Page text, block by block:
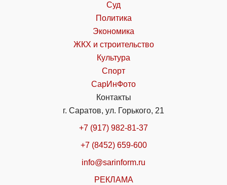
Суд
Политика
Экономика
ЖКХ и строительство
Культура
Спорт
СарИнФото
Контакты
г. Саратов, ул. Горького, 21
+7 (917) 982-81-37
+7 (8452) 659-600
info@sarinform.ru
РЕКЛАМА